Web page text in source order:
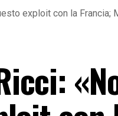
exploit con la